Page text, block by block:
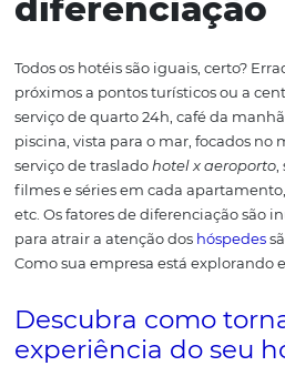
cesta competitiva física;
Entendendo, a partir das
posicionar, será possível
evitar ameaças desnecessárias.
fácil e dinâmico entender e
adequadas para vender mais
Análise de
melhores